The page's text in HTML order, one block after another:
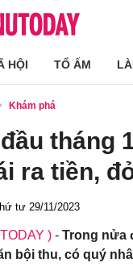
HỘI TỔ ẤM
Khám phá
tháng
ra tiền,
tư 29/11/2023
) - Trong nửa
bội thu, có quý